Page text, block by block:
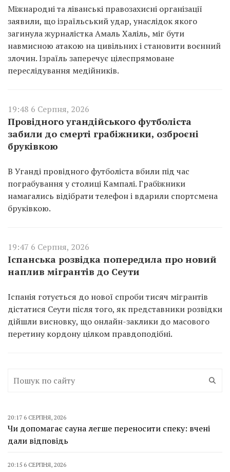
Міжнародні та ліванські правозахисні організації
заявили, що ізраїльський удар, унаслідок якого
загинула журналістка Амаль Халіль, міг бути
навмисною атакою на цивільних і становити воєнний
злочин. Ізраїль заперечує цілеспрямоване
переслідування медійників.
19:48 6 Серпня, 2026
Провідного угандійського футболіста
забили до смерті грабіжники, озброєні
бруківкою
В Уганді провідного футболіста вбили під час
пограбування у столиці Кампалі. Грабіжники
намагались відібрати телефон і вдарили спортсмена
бруківкою.
19:47 6 Серпня, 2026
Іспанська розвідка попередила про новий
наплив мігрантів до Сеути
Іспанія готується до нової спроби тисяч мігрантів
дістатися Сеути після того, як представники розвідки
дійшли висновку, що онлайн-заклики до масового
перетину кордону цілком правдоподібні.
20:17 6 СЕРПНЯ, 2026
Чи допомагає сауна легше переносити спеку: вчені
дали відповідь
20:15 6 СЕРПНЯ, 2026